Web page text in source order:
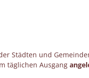
Städten und
täglichen Ausgang